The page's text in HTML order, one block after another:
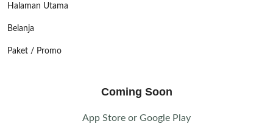
Halaman Utama
Belanja
Paket / Promo
Coming Soon
App Store or Google Play